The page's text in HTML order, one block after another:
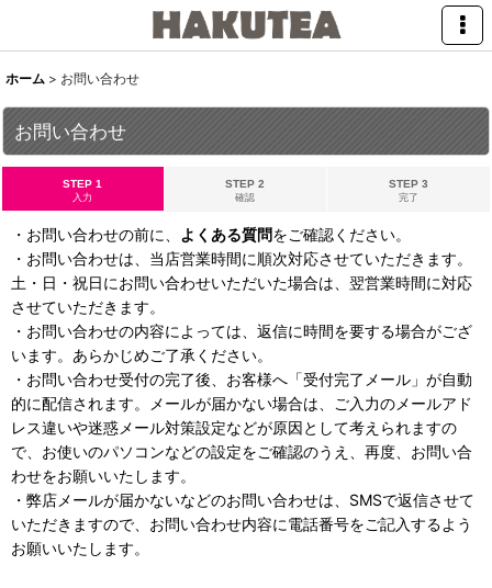
ホーム > お問い合わせ
お問い合わせ
STEP 1
入力
STEP 2
確認
STEP 3
完了
・お問い合わせの前に、 よくある質問をご確認ください。
・お問い合わせは、当店営業時間に順次対応させていただきます。
土・日・祝日にお問い合わせいただいた場合は、翌営業時間に対応
させていただきます。
・お問い合わせの内容によっては、返信に時間を要する場合がござ
います。あらかじめご了承ください。
・お問い合わせ受付の完了後、お客様へ「受付完了メール」が自動
的に配信されます。メールが届かない場合は、ご入力のメールアド
レス違いや迷惑メール対策設定などが原因として考えられますの
で、お使いのパソコンなどの設定をご確認のうえ、再度、お問い合
わせをお願いいたします。
・弊店メールが届かないなどのお問い合わせは、SMSで返信させて
いただきますので、お問い合わせ内容に電話番号をご記入するよう
お願いいたします。